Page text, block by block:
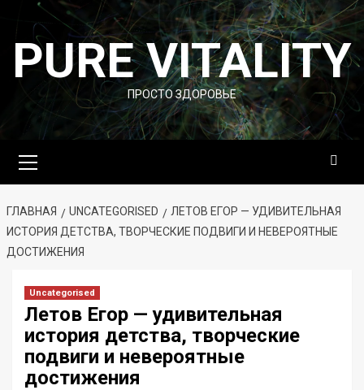
Перейти
содержимому
PURE VITALITY
ПРОСТО ЗДОРОВЬЕ
меню
ГЛАВНАЯ UNCATEGORISED
ЛЕТОВ ЕГОР — УДИВИТЕЛЬНАЯ
ИСТОРИЯ ДЕТСТВА, ТВОРЧЕСКИЕ ПОДВИГИ И НЕВЕРОЯТНЫЕ
ДОСТИЖЕНИЯ
Uncategorised
Летов Егор — удивительная
история детства, творческие
подвиги и невероятные
достижения